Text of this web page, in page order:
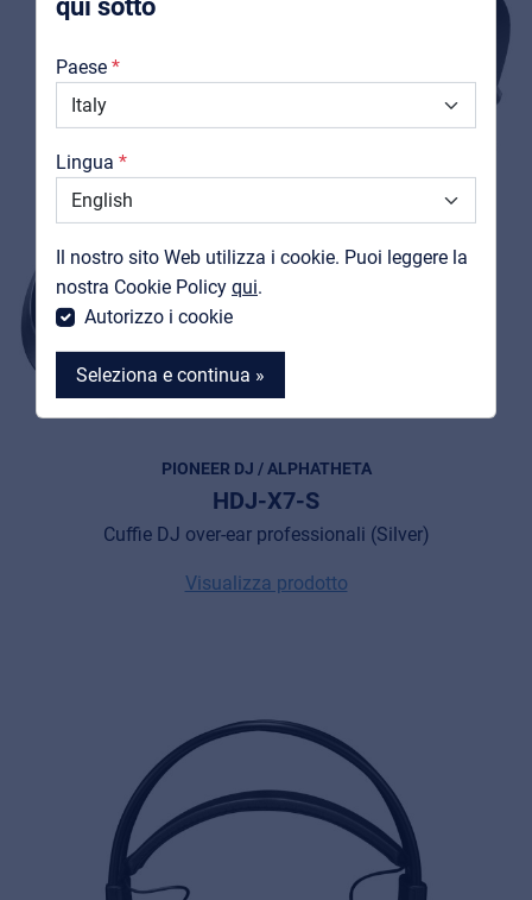
Paese
Lingua
Il nostro sito Web utilizza i cookie. Puoi leggere la
nostra Cookie Policy qui.
Autorizzo i cookie
Seleziona e continua »
Downloads
Cataloghi
Support
MyFrenex
MyFrenex
PIONEER DJ / ALPHATHETA
HDJ-X7-S
Cuffie DJ over-ear professionali (Silver)
Visualizza prodotto